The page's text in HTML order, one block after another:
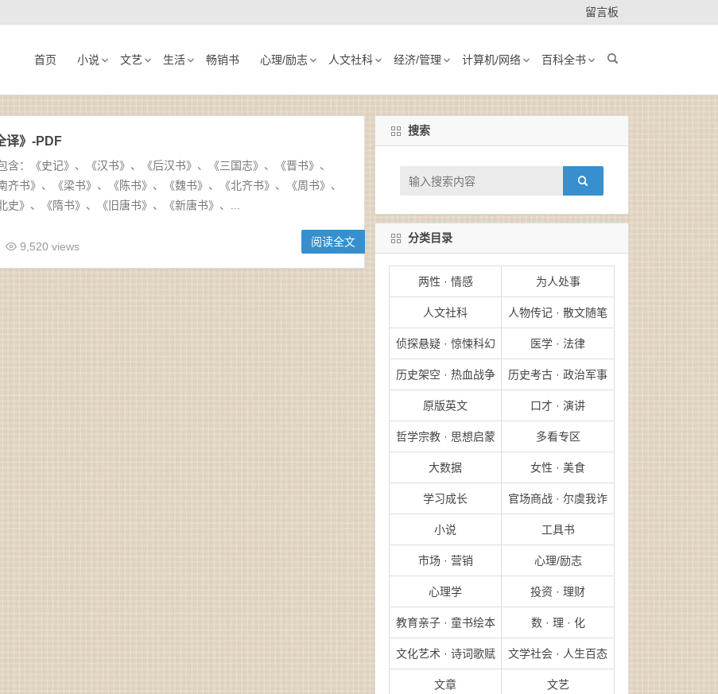
留言板
首页 小说 文艺 生活 畅销书 心理/励志 人文社科 经济/管理 计算机/网络 百科全书
译》-PDF
含：《史记》、《汉书》、《后汉书》、《三国志》、《晋书》、
齐书》、《梁书》、《陈书》、《魏书》、《北齐书》、《周书》、
史》、《隋书》、《旧唐书》、《新唐书》、...
9,520 views 阅读全文
搜索
分类目录
两性 · 情感 为人处事
人文社科 人物传记 · 散文随笔
侦探悬疑 · 惊悚科幻 医学 · 法律
历史架空 · 热血战争 历史考古 · 政治军事
原版英文 口才 · 演讲
哲学宗教 · 思想启蒙 多看专区
大数据 女性 · 美食
学习成长 官场商战 · 尔虞我诈
小说 工具书
市场 · 营销 心理/励志
心理学 投资 · 理财
教育亲子 · 童书绘本 数 · 理 · 化
文化艺术 · 诗词歌赋 文学社会 · 人生百态
文章 文艺